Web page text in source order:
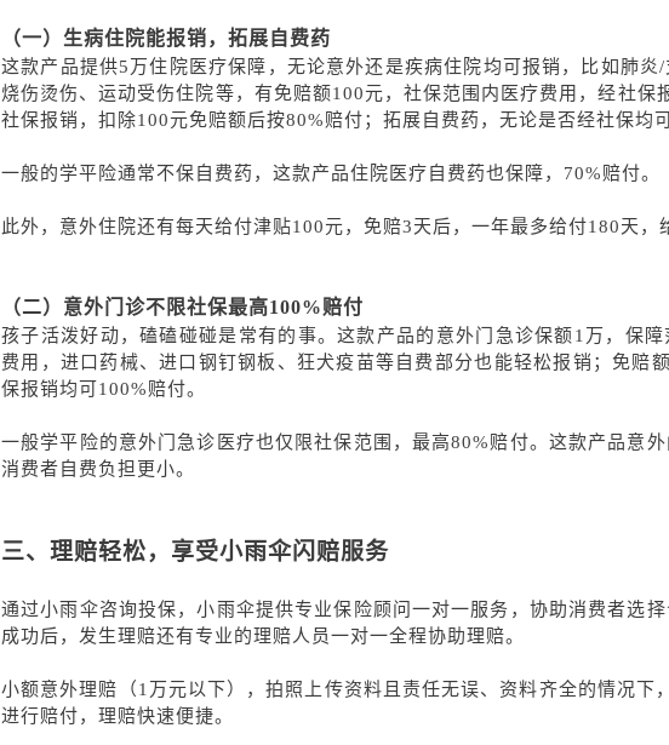
（一） 生病住院能报销，拓展自费药
这款产品提供5万住院医疗保障，无论意外还是疾病住院均可报销，比如肺炎/
烧伤烫伤、运动受伤住院等，有免赔额100元，社保范围内医疗费用，经社保
社保报销，扣除100元免赔额后按80%赔付；拓展自费药，无论是否经社保均
一般的学平险通常不保自费药， 这款产品住院医疗 自费药也保障， 70%赔付。
此外，意外住院还有每天给付津贴100元，免赔3天后，一年最多给付180天，
（二） 意外门诊不限社保最高100%赔付
孩子活泼好动，磕磕碰碰是常有的事。这款产品的意外门急诊保额 1万，保障
费用，进口药械、进口钢钉钢板、狂犬疫苗等自费部分也能轻松报销；免赔
保报销均可100%赔付。
一般学平险的意外门急诊医疗也仅限社保范围，最高80%赔付。这款产品意外
消费者自费负担更小。
三、 理赔轻松，享受小雨伞闪赔服务
通过小雨伞咨询投保，小雨伞提供专业保险顾问一对一服务，协助消费者选
成功后，发生理赔还有专业的理赔人员一对一全程协助理赔。
小额意外理赔（ 1万元以下），拍照上传资料且责任无误、资料齐全的情况下
进行赔付，理赔快速便捷。